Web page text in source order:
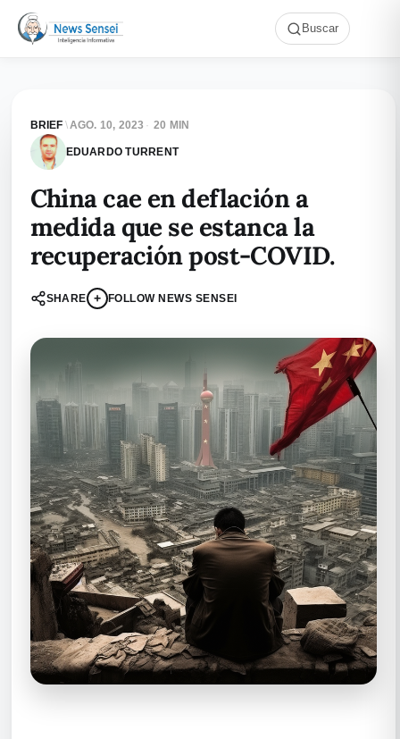
Buscar
BRIEF \AGO. 10, 2023 · 20 MIN
EDUARDO TURRENT
China cae en deflación a
medida que se estanca la
recuperación post-COVID.
SHARE + FOLLOW NEWS SENSEI